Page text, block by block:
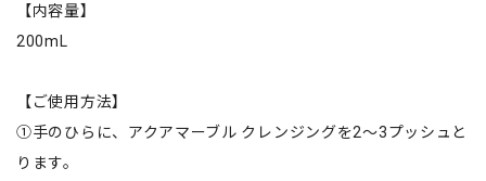
【内容量】
200mL
【ご使用方法】
①手のひらに、アクアマーブル クレンジングを2～3プッシュと
ります。